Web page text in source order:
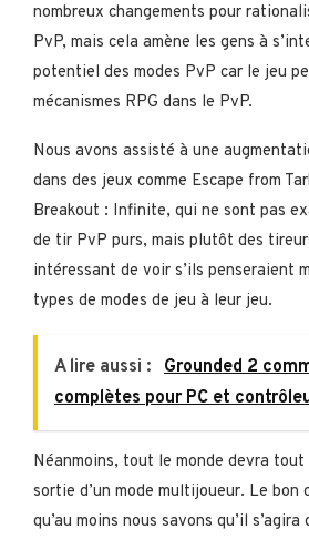
nombreux changements pour
PvP, mais cela amène les gens à
potentiel des modes PvP car le jeu
mécanismes RPG dans le PvP.
Nous avons assisté à une
dans des jeux comme Escape from
Breakout : Infinite, qui ne sont pas
de tir PvP purs, mais plutôt des
intéressant de voir s’ils penseraient
types de modes de jeu à leur jeu.
A lire aussi :
Grounded 2
complètes pour PC et
Néanmoins, tout le monde devra
sortie d’un mode multijoueur. Le bon
qu’au moins nous savons qu’il s’agira